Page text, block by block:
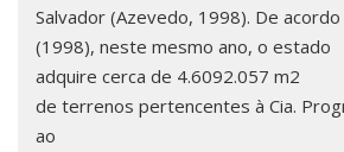
Salvador (Azevedo, 1998). De
(1998), neste mesmo ano, o estado
adquire cerca de 4.6092.057 m2
de terrenos pertencentes à Cia.
ao